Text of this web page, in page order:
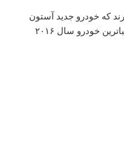
که خودرو جدید آستون
مارتین که به تازگی رونمایی شد زیباترین خودرو سال ۲۰۱۶